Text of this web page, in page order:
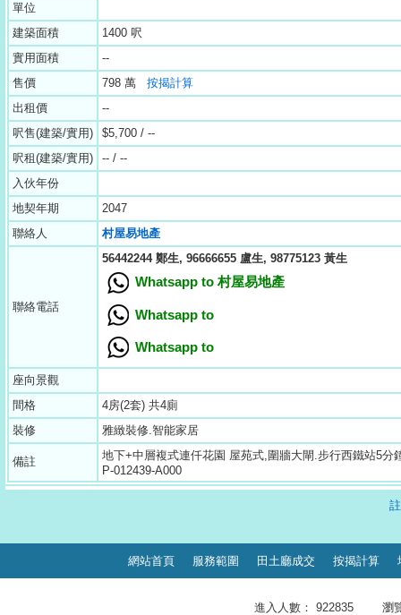
單位
建築面積
1400 呎
實用面積
--
售價
798 萬 按揭計算
出租價
--
呎售(建築/實用)
$5,700 / --
呎租(建築/實用)
-- / --
入伙年份
地契年期
2047
聯絡人
村屋易地產
聯絡電話
56442244 鄭生, 96666655 盧生, 98775123 黃生
Whatsapp to 村屋易地產
Whatsapp to
Whatsapp to
座向景觀
間格
4房(2套) 共4廁
裝修
雅緻裝修.智能家居
備註
地下+中層複式連仟花園 屋苑式,圍牆大閘.步行西鐵站5分
P-012439-A000
網站首頁 服務範圍 田土廳成交 按揭計算
進入人數： 922835 瀏